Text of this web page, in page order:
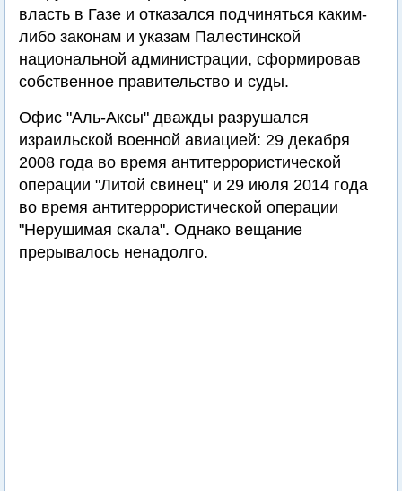
власть в Газе и отказался подчиняться каким-
либо законам и указам Палестинской
национальной администрации, сформировав
собственное правительство и суды.
Офис "Аль-Аксы" дважды разрушался
израильской военной авиацией: 29 декабря
2008 года во время антитеррористической
операции "Литой свинец" и 29 июля 2014 года
во время антитеррористической операции
"Нерушимая скала". Однако вещание
прерывалось ненадолго.